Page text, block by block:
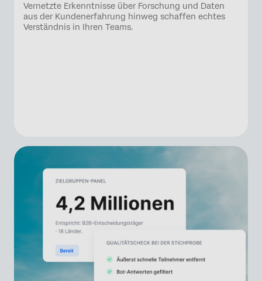
Vernetzte Erkenntnisse über Forschung und Daten
aus der Kundenerfahrung hinweg schaffen echtes
Verständnis in Ihren Teams.